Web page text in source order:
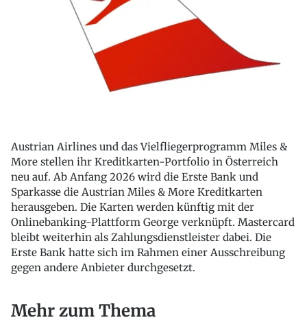
Austrian Airlines und das Vielfliegerprogramm Miles &
More stellen ihr Kreditkarten-Portfolio in Österreich
neu auf. Ab Anfang 2026 wird die Erste Bank und
Sparkasse die Austrian Miles & More Kreditkarten
herausgeben. Die Karten werden künftig mit der
Onlinebanking-Plattform George verknüpft. Mastercard
bleibt weiterhin als Zahlungsdienstleister dabei. Die
Erste Bank hatte sich im Rahmen einer Ausschreibung
gegen andere Anbieter durchgesetzt.
Mehr zum Thema